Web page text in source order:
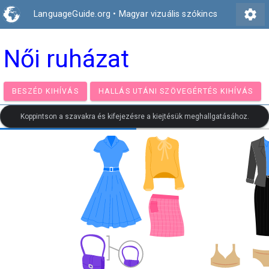
LanguageGuide.org • Magyar vizuális szókincs settings
Női ruházat
BESZÉD KIHÍVÁS HALLÁS UTÁNI SZÖVEGÉRTÉS
Koppintson a szavakra és kifejezésre a kiejtésük meghallgatásához.